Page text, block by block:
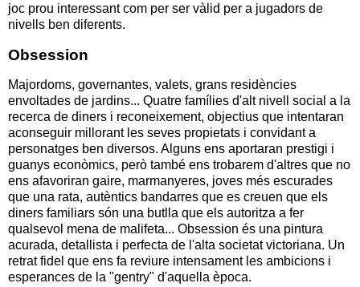
joc prou interessant com per ser vàlid per a jugadors de
nivells ben diferents.
Obsession
Majordoms, governantes, valets, grans residències
envoltades de jardins... Quatre famílies d'alt nivell social a la
recerca de diners i reconeixement, objectius que intentaran
aconseguir millorant les seves propietats i convidant a
personatges ben diversos. Alguns ens aportaran prestigi i
guanys econòmics, però també ens trobarem d'altres que no
ens afavoriran gaire, marmanyeres, joves més escurades
que una rata, autèntics bandarres que es creuen que els
diners familiars són una butlla que els autoritza a fer
qualsevol mena de malifeta... Obsession és una pintura
acurada, detallista i perfecta de l'alta societat victoriana. Un
retrat fidel que ens fa reviure intensament les ambicions i
esperances de la "gentry" d'aquella època.